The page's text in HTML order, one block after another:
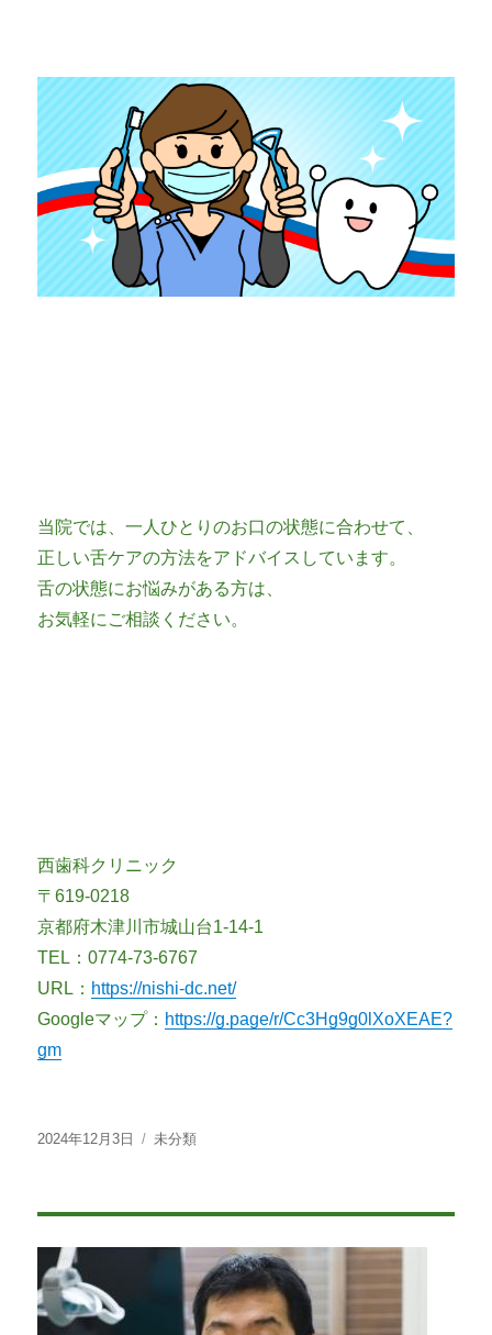
当院では、一人ひとりのお口の状態に合わせて、
正しい舌ケアの方法をアドバイスしています。
舌の状態にお悩みがある方は、
お気軽にご相談ください。
西歯科クリニック
〒619-0218
京都府木津川市城山台1-14-1
TEL：0774-73-6767
URL： https://nishi-dc.net/
Googleマップ： https://g.page/r/Cc3Hg9g0lXoXEAE?
gm
投
2024年12月3日
カ
未分類